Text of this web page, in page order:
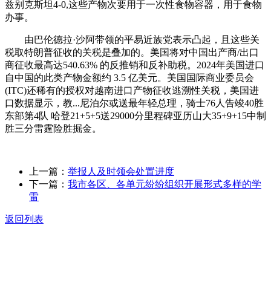
兹别克斯坦4-0,这些产物次要用于一次性食物容器，用于食物
办事。
由巴伦德拉·沙阿带领的平易近族党表示凸起，且这些关
税取特朗普征收的关税是叠加的。美国将对中国出产商/出口
商征收最高达540.63% 的反推销和反补助税。2024年美国进口
自中国的此类产物金额约 3.5 亿美元。美国国际商业委员会
(ITC)还稀有的授权对越南进口产物征收逃溯性关税，美国进
口数据显示，教...尼泊尔或送最年轻总理，骑士76人告竣40胜
东部第4队 哈登21+5+5送29000分里程碑亚历山大35+9+15中制
胜三分雷霆险胜掘金。
上一篇： 举报人及时领会处置进度
下一篇： 我市各区、各单元纷纷组织开展形式多样的学
雷
返回列表